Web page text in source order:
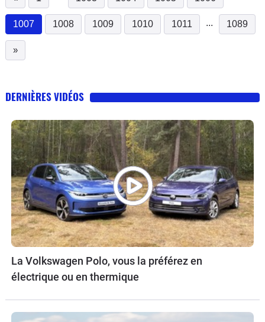
1007
(current)
1008 1009 1010 1011 ... 1089
»
DERNIÈRES VIDÉOS
La Volkswagen Polo, vous la préférez en
électrique ou en thermique